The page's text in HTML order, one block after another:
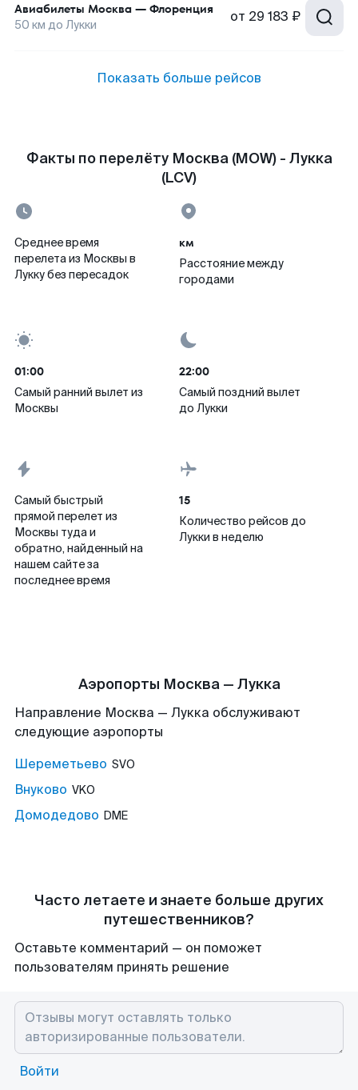
Авиабилеты Москва — Флоренция
50 км до Лукки от 29 183 ₽
Показать больше рейсов
Факты по перелёту Москва (MOW) - Лукка
(LCV)
Среднее время
перелета из Москвы в
Лукку без пересадок
км
Расстояние между
городами
01:00
Самый ранний вылет из
Москвы
22:00
Самый поздний вылет
до Лукки
Самый быстрый
прямой перелет из
Москвы туда и
обратно, найденный на
нашем сайте за
последнее время
15
Количество рейсов до
Лукки в неделю
Аэропорты Москва — Лукка
Направление Москва — Лукка обслуживают
следующие аэропорты
Шереметьево SVO
Внуково VKO
Домодедово DME
Часто летаете и знаете больше других
путешественников?
Оставьте комментарий — он поможет
пользователям принять решение
Войти